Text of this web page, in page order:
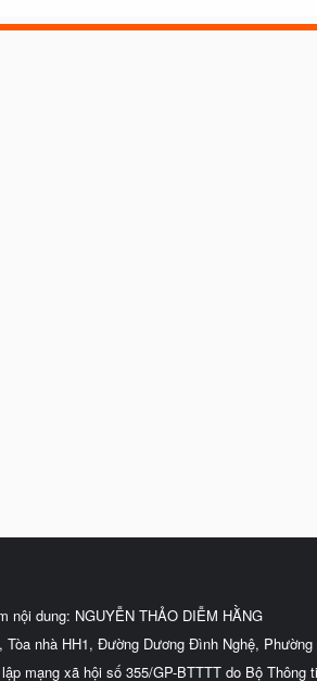
nội dung: NGUYỄN THẢO DIỄM HẰNG
nhà HH1, Đường Dương Đình Nghệ, Phường
mạng xã hội số 355/GP-BTTTT do Bộ Thông